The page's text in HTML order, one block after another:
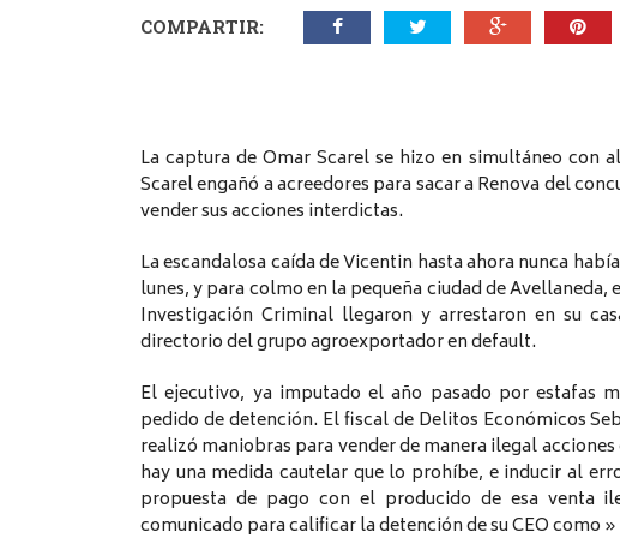
COMPARTIR:
La captura de Omar Scarel se hizo en simultáneo con
Scarel engañó a acreedores para sacar a Renova del
vender sus acciones interdictas.
La escandalosa caída de Vicentin hasta ahora nunca
lunes, y para colmo en la pequeña ciudad de
Investigación Criminal llegaron y arrestaron en su
directorio del grupo agroexportador en default.
El ejecutivo, ya imputado el año pasado por estafas
pedido de detención. El fiscal de Delitos Económicos
realizó maniobras para vender de manera ilegal
hay una medida cautelar que lo prohíbe, e inducir al
propuesta de pago con el producido de esa venta
comunicado para calificar la detención de su CEO como